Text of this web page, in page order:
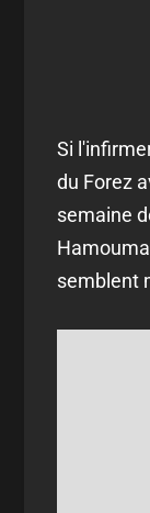
Si
du Forez
semaine
semblent